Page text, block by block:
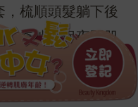
梳順頭髮躺下後
奇地確保夜間肌
裝備”後也不要忘
境也能保障良好的